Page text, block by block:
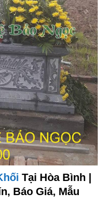
Tại Hòa Bình |
Báo Giá, Mẫu